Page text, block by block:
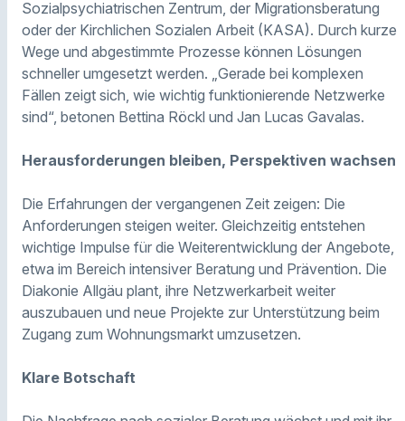
Sozialpsychiatrischen Zentrum, der Migrationsberatung
oder der Kirchlichen Sozialen Arbeit (KASA). Durch kurze
Wege und abgestimmte Prozesse können Lösungen
schneller umgesetzt werden. „Gerade bei komplexen
Fällen zeigt sich, wie wichtig funktionierende Netzwerke
sind“, betonen Bettina Röckl und Jan Lucas Gavalas.
Herausforderungen bleiben, Perspektiven wachsen
Die Erfahrungen der vergangenen Zeit zeigen: Die
Anforderungen steigen weiter. Gleichzeitig entstehen
wichtige Impulse für die Weiterentwicklung der Angebote,
etwa im Bereich intensiver Beratung und Prävention. Die
Diakonie Allgäu plant, ihre Netzwerkarbeit weiter
auszubauen und neue Projekte zur Unterstützung beim
Zugang zum Wohnungsmarkt umzusetzen.
Klare Botschaft